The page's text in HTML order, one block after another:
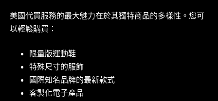
美國代買服務的最大魅力在於其獨特商品的多樣性。您可
以輕鬆購買：
限量版運動鞋
特殊尺寸的服飾
國際知名品牌的最新款式
客製化電子產品